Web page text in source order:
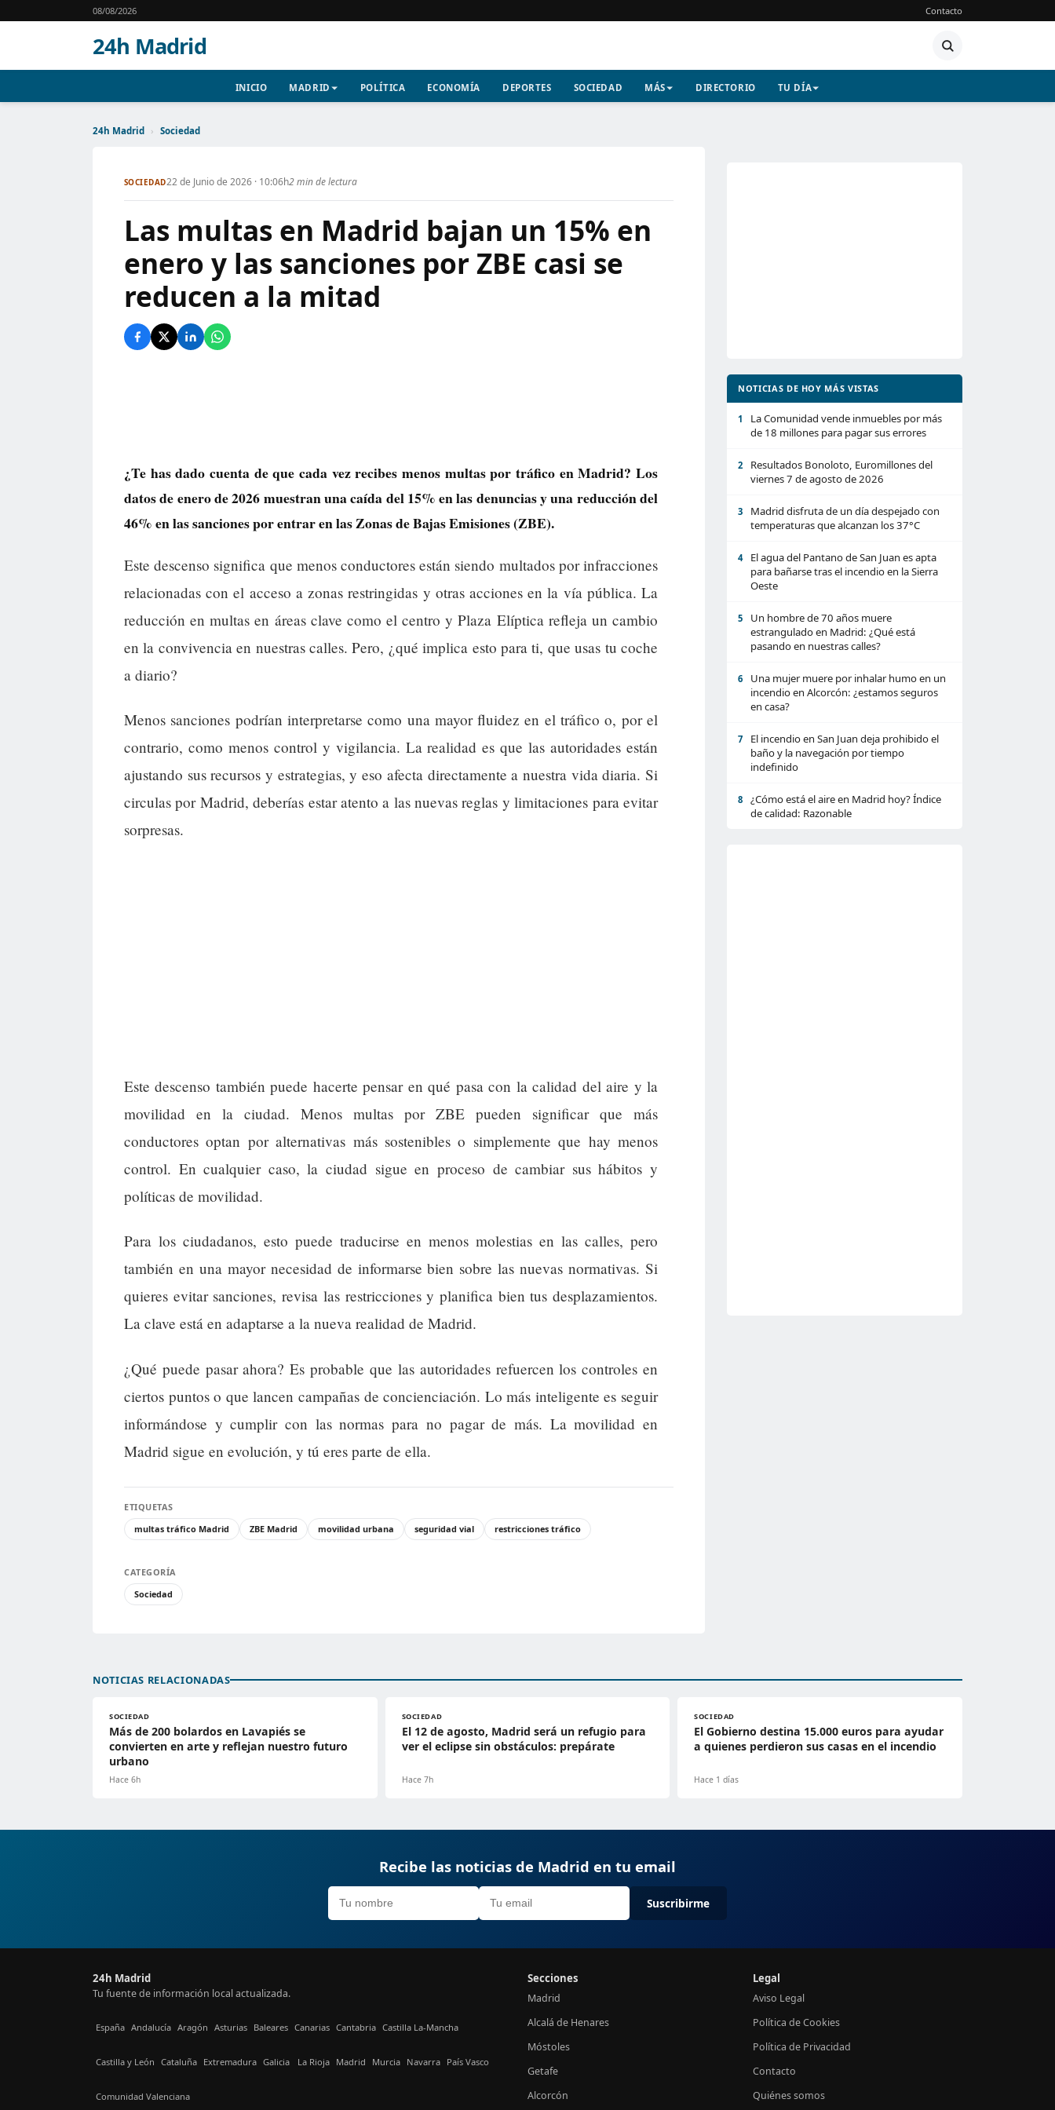
08/08/2026 Contacto
24h Madrid
INICIO MADRID POLÍTICA ECONOMÍA DEPORTES SOCIEDAD MÁS DIRECTORIO TU DÍA
24h Madrid › Sociedad
SOCIEDAD22 de Junio de 2026 · 10:06h2 min de lectura
Las multas en Madrid bajan un 15% en
enero y las sanciones por ZBE casi se
reducen a la mitad
¿Te has dado cuenta de que cada vez recibes menos multas por tráfico en Madrid? Los
datos de enero de 2026 muestran una caída del 15% en las denuncias y una reducción del
46% en las sanciones por entrar en las Zonas de Bajas Emisiones (ZBE).
Este descenso significa que menos conductores están siendo multados por infracciones
relacionadas con el acceso a zonas restringidas y otras acciones en la vía pública. La
reducción en multas en áreas clave como el centro y Plaza Elíptica refleja un cambio
en la convivencia en nuestras calles. Pero, ¿qué implica esto para ti, que usas tu coche
a diario?
Menos sanciones podrían interpretarse como una mayor fluidez en el tráfico o, por el
contrario, como menos control y vigilancia. La realidad es que las autoridades están
ajustando sus recursos y estrategias, y eso afecta directamente a nuestra vida diaria. Si
circulas por Madrid, deberías estar atento a las nuevas reglas y limitaciones para evitar
sorpresas.
Este descenso también puede hacerte pensar en qué pasa con la calidad del aire y la
movilidad en la ciudad. Menos multas por ZBE pueden significar que más
conductores optan por alternativas más sostenibles o simplemente que hay menos
control. En cualquier caso, la ciudad sigue en proceso de cambiar sus hábitos y
políticas de movilidad.
Para los ciudadanos, esto puede traducirse en menos molestias en las calles, pero
también en una mayor necesidad de informarse bien sobre las nuevas normativas. Si
quieres evitar sanciones, revisa las restricciones y planifica bien tus desplazamientos.
La clave está en adaptarse a la nueva realidad de Madrid.
¿Qué puede pasar ahora? Es probable que las autoridades refuercen los controles en
ciertos puntos o que lancen campañas de concienciación. Lo más inteligente es seguir
informándose y cumplir con las normas para no pagar de más. La movilidad en
Madrid sigue en evolución, y tú eres parte de ella.
ETIQUETAS
multas tráfico Madrid
ZBE Madrid movilidad urbana seguridad vial restricciones tráfico
CATEGORÍA
Sociedad
NOTICIAS DE HOY MÁS VISTAS
1
La Comunidad vende inmuebles por más
de 18 millones para pagar sus errores
2
Resultados Bonoloto, Euromillones del
viernes 7 de agosto de 2026
3
Madrid disfruta de un día despejado con
temperaturas que alcanzan los 37°C
4
El agua del Pantano de San Juan es apta
para bañarse tras el incendio en la Sierra
Oeste
5
Un hombre de 70 años muere
estrangulado en Madrid: ¿Qué está
pasando en nuestras calles?
6
Una mujer muere por inhalar humo en un
incendio en Alcorcón: ¿estamos seguros
en casa?
7
El incendio en San Juan deja prohibido el
baño y la navegación por tiempo
indefinido
8
¿Cómo está el aire en Madrid hoy? Índice
de calidad: Razonable
NOTICIAS RELACIONADAS
SOCIEDAD
Más de 200 bolardos en Lavapiés se
convierten en arte y reflejan nuestro futuro
urbano
Hace 6h
SOCIEDAD
El 12 de agosto, Madrid será un refugio para
ver el eclipse sin obstáculos: prepárate
Hace 7h
SOCIEDAD
El Gobierno destina 15.000 euros para ayudar
a quienes perdieron sus casas en el incendio
Hace 1 días
Recibe las noticias de Madrid en tu email
Suscribirme
24h Madrid
Tu fuente de información local actualizada.
España Andalucía Aragón Asturias Baleares Canarias Cantabria Castilla La-Mancha
Castilla y León Cataluña Extremadura Galicia La Rioja Madrid Murcia Navarra País Vasco
Comunidad Valenciana
Secciones
Madrid
Alcalá de Henares
Móstoles
Getafe
Alcorcón
Legal
Aviso Legal
Política de Cookies
Política de Privacidad
Contacto
Quiénes somos